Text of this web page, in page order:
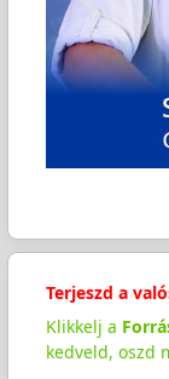
Terjeszd a
Klikkelj a
kedveld, oszd